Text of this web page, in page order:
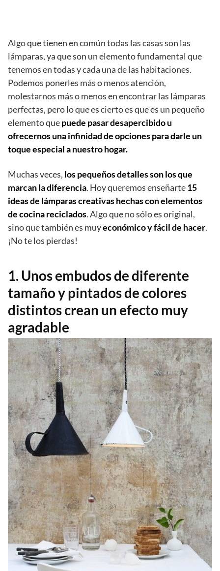
Algo que tienen en común todas las casas son las
lámparas, ya que son un elemento fundamental que
tenemos en todas y cada una de las habitaciones.
Podemos ponerles más o menos atención,
molestarnos más o menos en encontrar las lámparas
perfectas, pero lo que es cierto es que es un pequeño
elemento quepuede pasar desapercibido u
ofrecernos una infinidad de opciones para darle un
toque especial a nuestro hogar.
Muchas veces, los pequeños detalles son los que
marcan la diferencia. Hoy queremos enseñarte15
ideas de lámparas creativas hechas con elementos
de cocina reciclados. Algo que no sólo es original,
sino que también es muyeconómico y fácil de hacer.
¡No te los pierdas!
1. Unos embudos de diferente
tamaño y pintados de colores
distintos crean un efecto muy
agradable